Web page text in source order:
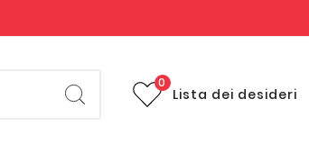
Lista dei desideri
0